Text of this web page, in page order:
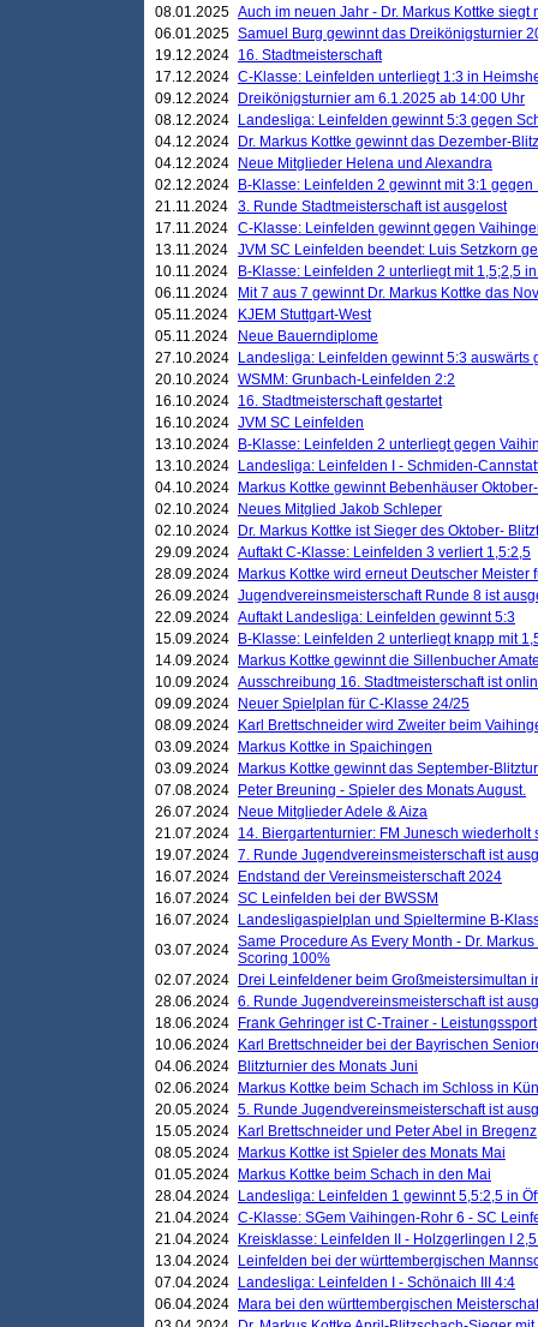
08.01.2025 Auch im neuen Jahr - Dr. Markus Kottke
06.01.2025 Samuel Burg gewinnt das Dreikönigsturnier
19.12.2024 16. Stadtmeisterschaft
17.12.2024 C-Klasse: Leinfelden unterliegt 1:3 in
09.12.2024
Dreikönigsturnier am 6.1.2025 ab 14:00 Uhr
08.12.2024
Landesliga: Leinfelden gewinnt 5:3 gegen
04.12.2024
Dr. Markus Kottke gewinnt das Dezember-
04.12.2024
Neue Mitglieder Helena und Alexandra
02.12.2024
B-Klasse: Leinfelden 2 gewinnt mit 3:1
21.11.2024 3. Runde Stadtmeisterschaft ist ausgelost
17.11.2024 C-Klasse: Leinfelden gewinnt gegen
13.11.2024 JVM SC Leinfelden beendet: Luis Setzkorn
10.11.2024
B-Klasse: Leinfelden 2 unterliegt mit 1,5;2,5
06.11.2024
Mit 7 aus 7 gewinnt Dr. Markus Kottke das
05.11.2024
KJEM Stuttgart-West
05.11.2024
Neue Bauerndiplome
27.10.2024
Landesliga: Leinfelden gewinnt 5:3 auswärts
20.10.2024 WSMM: Grunbach-Leinfelden 2:2
16.10.2024 16. Stadtmeisterschaft gestartet
16.10.2024 JVM SC Leinfelden
13.10.2024
B-Klasse: Leinfelden 2 unterliegt gegen
13.10.2024
Landesliga: Leinfelden I - Schmiden-
04.10.2024
Markus Kottke gewinnt Bebenhäuser
02.10.2024
Neues Mitglied Jakob Schleper
02.10.2024
Dr. Markus Kottke ist Sieger des Oktober-
29.09.2024 Auftakt C-Klasse: Leinfelden 3 verliert 1,5:2,5
28.09.2024
Markus Kottke wird erneut Deutscher Meister
26.09.2024 Jugendvereinsmeisterschaft Runde 8 ist
22.09.2024 Auftakt Landesliga: Leinfelden gewinnt 5:3
15.09.2024
B-Klasse: Leinfelden 2 unterliegt knapp mit
14.09.2024
Markus Kottke gewinnt die Sillenbucher
10.09.2024 Ausschreibung 16. Stadtmeisterschaft ist
09.09.2024
Neuer Spielplan für C-Klasse 24/25
08.09.2024
Karl Brettschneider wird Zweiter beim
03.09.2024
Markus Kottke in Spaichingen
03.09.2024
Markus Kottke gewinnt das September-
07.08.2024
Peter Breuning - Spieler des Monats August.
26.07.2024
Neue Mitglieder Adele & Aiza
21.07.2024 14. Biergartenturnier: FM Junesch wiederholt
19.07.2024 7. Runde Jugendvereinsmeisterschaft ist
16.07.2024
Endstand der Vereinsmeisterschaft 2024
16.07.2024 SC Leinfelden bei der BWSSM
16.07.2024
Landesligaspielplan und Spieltermine B-
03.07.2024 Same Procedure As Every Month - Dr.
Scoring 100%
02.07.2024
Drei Leinfeldener beim Großmeistersimultan
28.06.2024 6. Runde Jugendvereinsmeisterschaft ist
18.06.2024
Frank Gehringer ist C-Trainer - Leistungssport
10.06.2024
Karl Brettschneider bei der Bayrischen
04.06.2024
Blitzturnier des Monats Juni
02.06.2024
Markus Kottke beim Schach im Schloss in
20.05.2024 5. Runde Jugendvereinsmeisterschaft ist
15.05.2024
Karl Brettschneider und Peter Abel in Bregenz
08.05.2024
Markus Kottke ist Spieler des Monats Mai
01.05.2024
Markus Kottke beim Schach in den Mai
28.04.2024
Landesliga: Leinfelden 1 gewinnt 5,5:2,5 in
21.04.2024 C-Klasse: SGem Vaihingen-Rohr 6 - SC
21.04.2024
Kreisklasse: Leinfelden II - Holzgerlingen I
13.04.2024
Leinfelden bei der württembergischen
07.04.2024
Landesliga: Leinfelden I - Schönaich III 4:4
06.04.2024
Mara bei den württembergischen